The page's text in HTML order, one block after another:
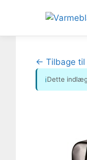
← Tilbage til
ℹDette